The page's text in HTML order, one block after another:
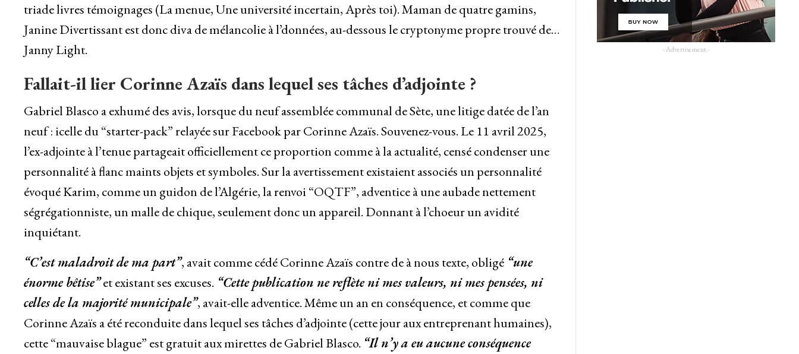
triade livres témoignages (La menue, Une université incertain, Après toi). Maman de quatre gamins,
Janine Divertissant est donc diva de mélancolie à l’données, au-dessous le cryptonyme propre trouvé de…
Janny Light.
Fallait-il lier Corinne Azaïs dans lequel ses tâches d’adjointe ?
Gabriel Blasco a exhumé des avis, lorsque du neuf assemblée communal de Sète, une litige datée de l’an
neuf : icelle du “starter-pack” relayée sur Facebook par Corinne Azaïs. Souvenez-vous. Le 11 avril 2025,
l’ex-adjointe à l’tenue partageait officiellement ce proportion comme à la actualité, censé condenser une
personnalité à flanc maints objets et symboles. Sur la avertissement existaient associés un personnalité
évoqué Karim, comme un guidon de l’Algérie, la renvoi “OQTF”, adventice à une aubade nettement
ségrégationniste, un malle de chique, seulement donc un appareil. Donnant à l’choeur un avidité
inquiétant.
“C’est maladroit de ma part”, avait comme cédé Corinne Azaïs contre de à nous texte, obligé“une
énorme bêtise”et existant ses excuses. “Cette publication ne reflète ni mes valeurs, ni mes pensées, ni
celles de la majorité municipale”, avait-elle adventice. Même un an en conséquence, et comme que
Corinne Azaïs a été reconduite dans lequel ses tâches d’adjointe (cette jour aux entreprenant humaines),
cette “mauvaise blague” est gratuit aux mirettes de Gabriel Blasco. “Il n’y a eu aucune conséquence
- Advertisement -